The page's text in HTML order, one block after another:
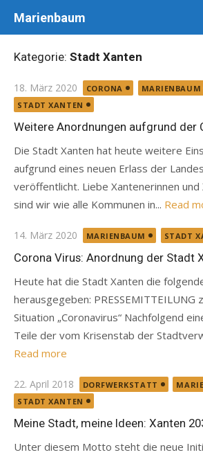
Marienbaum
Kategorie: Stadt Xanten
Posted
on
18. März 2020 CORONA
MARIENBAUM
STADT XANTEN
Weitere Anordnungen aufgrund der
Die Stadt Xanten hat heute weitere
aufgrund eines neuen Erlass der
veröffentlicht. Liebe Xantenerinnen
sind wir wie alle Kommunen in... Read
Posted
on
14. März 2020 MARIENBAUM STADT
Corona Virus: Anordnung der Stadt
Heute hat die Stadt Xanten die
herausgegeben: PRESSEMITTEILUNG
Situation „Coronavirus“ Nachfolgend
Teile der vom Krisenstab der
Read more
Posted
on
22. April 2018 DORFWERKSTATT
STADT XANTEN
Meine Stadt, meine Ideen: Xanten
Unter diesem Motto steht die neue